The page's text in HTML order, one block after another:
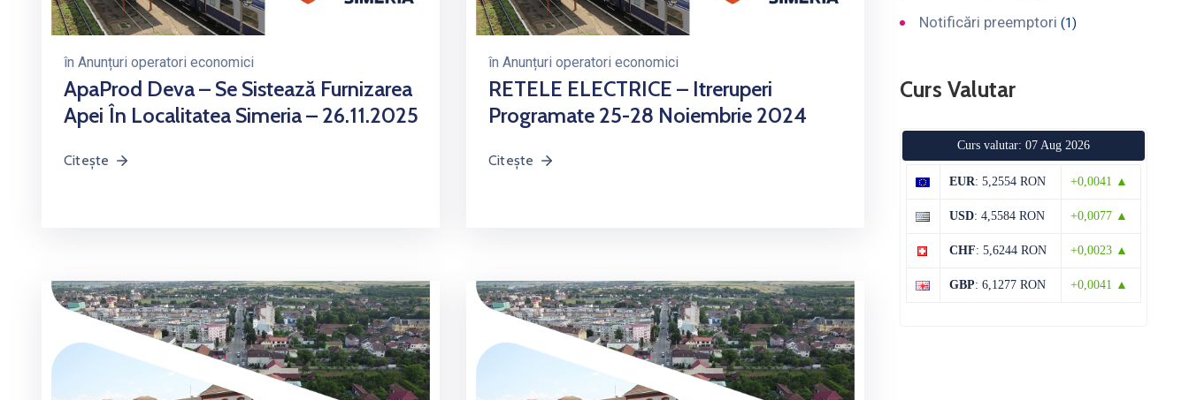
în Anunțuri operatori economici
ApaProd Deva – Se Sistează Furnizarea
Apei În Localitatea Simeria – 26.11.2025
Citește
în Anunțuri operatori economici
RETELE ELECTRICE – Itreruperi
Programate 25-28 Noiembrie 2024
Citește
Notificări preemptori (1)
Curs Valutar
Curs valutar: 07 Aug 2026
EUR: 5,2554 RON +0,0041 ▲
USD: 4,5584 RON +0,0077 ▲
CHF: 5,6244 RON +0,0023 ▲
GBP: 6,1277 RON +0,0041 ▲